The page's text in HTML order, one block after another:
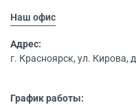
Наш офис
Адрес:
г. Красноярск, ул. Кирова,
График работы: